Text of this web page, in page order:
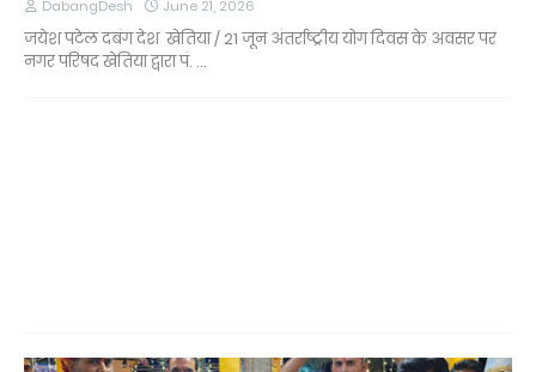
DabangDesh June 21, 2026
जयेश पटेल दबंग देश खेतिया / 21 जून अंतर्राष्ट्रीय योग दिवस के अवसर पर
नगर परिषद खेतिया द्वारा पं. …